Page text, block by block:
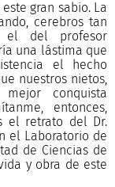
gran sabio. La
cerebros tan
el del profesor
una lástima que
el hecho
nuestros nietos,
conquista
entonces,
el retrato del Dr.
el Laboratorio de
de Ciencias de
y obra de este